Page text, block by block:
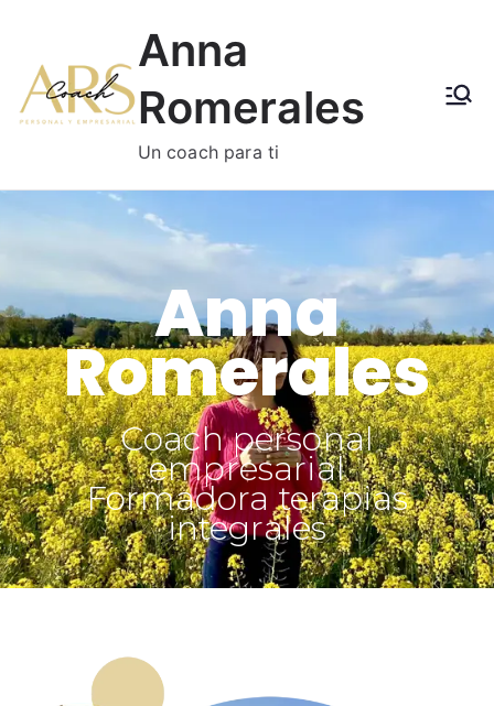
Anna
Romerales
Un coach para ti
Anna
Romerales
Coach personal
empresarial
Formadora terapias
integrales